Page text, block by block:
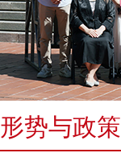
形势与政策